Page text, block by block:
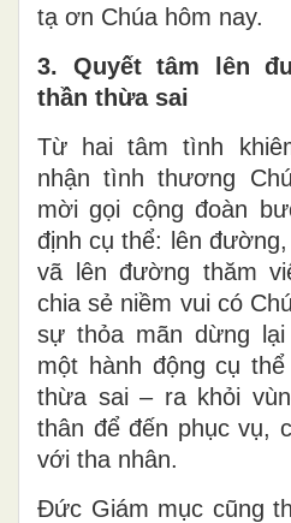
tạ ơn Chúa hôm nay.
3. Quyết tâm lên
thần thừa sai
Từ hai tâm tình
nhận tình thương
mời gọi cộng đoàn
định cụ thể: lên
vã lên đường thăm
chia sẻ niềm vui có
sự thỏa mãn dừng
một hành động cụ
thừa sai – ra khỏi
thân để đến phục vụ,
với tha nhân.
Đức Giám mục cũng